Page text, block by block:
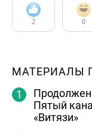
2 0
МАТЕРИАЛЫ
Пятый
«Витязи»